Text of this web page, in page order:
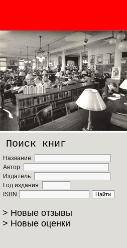
Поиск книг
Название:
Автор:
Издатель:
Год издания:
ISBN:
> Новые отзывы
> Новые оценки